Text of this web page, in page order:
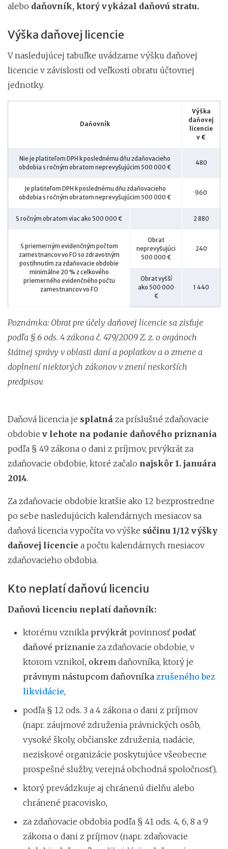
alebo daňovník, ktorý vykázal daňovú stratu.
Výška daňovej licencie
V nasledujúcej tabuľke uvádzame výšku daňovej
licencie v závislosti od veľkosti obratu účtovnej
jednotky.
Daňovník
Výška
daňovej
licencie
v €
Nie je platiteľom DPH k poslednému dňu zdaňovacieho
obdobia s ročným obratom neprevyšujúcim 500 000 €
480
Je platiteľom DPH k poslednému dňu zdaňovacieho
obdobia s ročným obratom neprevyšujúcim 500 000 €
960
S ročným obratom viac ako 500 000 € 2 880
S priemerným evidenčným počtom
zamestnancov vo FO so zdravotným
postihnutím za zdaňovacie obdobie
minimálne 20 % z celkového
priemerného evidenčného počtu
zamestnancov vo FO
Obrat
neprevyšujúci
500 000 €
240
Obrat vyšší
ako 500 000
€
1 440
Poznámka: Obrat pre účely daňovej licencie sa zisťuje
podľa § 6 ods. 4 zákona č. 479/2009 Z. z. o orgánoch
štátnej správy v oblasti daní a poplatkov a o zmene a
doplnení niektorých zákonov v znení neskorších
predpisov.
Daňová licencia je splatná za príslušné zdaňovacie
obdobie v lehote na podanie daňového priznania
podľa § 49 zákona o dani z príjmov, prvýkrát za
zdaňovacie obdobie, ktoré začalo najskôr 1. januára
2014.
Za zdaňovacie obdobie kratšie ako 12 bezprostredne
po sebe nasledujúcich kalendárnych mesiacov sa
daňová licencia vypočíta vo výške súčinu 1/12 výšky
daňovej licencie a počtu kalendárnych mesiacov
zdaňovacieho obdobia.
Kto neplatí daňovú licenciu
Daňovú licenciu neplatí daňovník:
ktorému vznikla prvýkrát povinnosť podať
daňové priznanie za zdaňovacie obdobie, v
ktorom vznikol, okrem daňovníka, ktorý je
právnym nástupcom daňovníka zrušeného bez
likvidácie,
podľa § 12 ods. 3 a 4 zákona o dani z príjmov
(napr. záujmové združenia právnických osôb,
vysoké školy, občianske združenia, nadácie,
neziskové organizácie poskytujúce všeobecne
prospešné služby, verejná obchodná spoločnosť),
ktorý prevádzkuje aj chránenú dielňu alebo
chránené pracovisko,
za zdaňovacie obdobia podľa § 41 ods. 4, 6, 8 a 9
zákona o dani z príjmov (napr. zdaňovacie